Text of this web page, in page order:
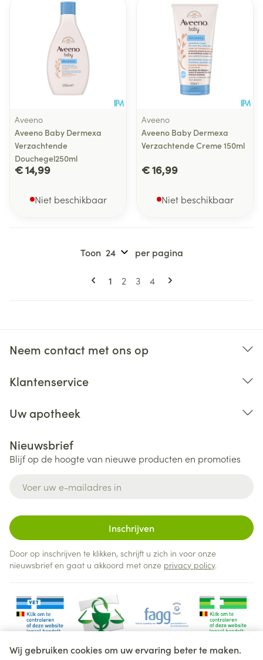
Wij gebruiken cookies om uw ervaring beter te maken.
Aveeno
Aveeno Baby Dermexa
Verzachtende
Douchegel250ml
€ 14,99
Niet beschikbaar
Aveeno
Aveeno Baby Dermexa
Verzachtende Creme 150ml
€ 16,99
Niet beschikbaar
Pagina's
U lees momenteel pagina
1 Pagina
2 Pagina
3 Pagina
4
Toon per pagina
Neem contact met ons op
Klantenservice
Uw apotheek
Nieuwsbrief
Blijf op de hoogte van nieuwe producten en promoties
Inschrijven
Door op inschrijven te klikken, schrijft u zich in voor onze
nieuwsbrief en gaat u akkoord met onze privacy policy.